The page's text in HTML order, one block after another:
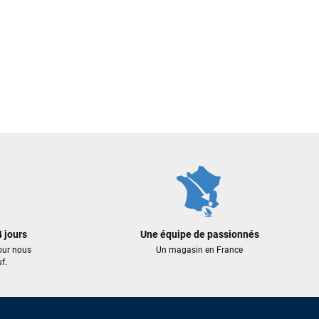
jours
nous
Une équipe de passionnés
Un magasin en France